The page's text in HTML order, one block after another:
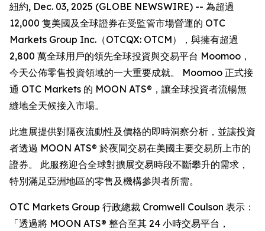
紐約, Dec. 03, 2025 (GLOBE NEWSWIRE) -- 為超過
12,000 隻美國及全球證券在受監管市場營運的 OTC
Markets Group Inc.（OTCQX: OTCM），與擁有超過
2,800 萬全球用戶的領先全球投資與交易平台 Moomoo，
今天公佈零售投資領域的一大重要成就。 Moomoo 正式接
通 OTC Markets 的 MOON ATS®，讓全球投資者流暢無
縫地全天候接入市場。
此進展提供對隔夜流動性及價格的即時洞察分析，並讓投資
者透過 MOON ATS® 於夜間交易在美國主要交易所上市的
證券。 此服務迎合全球對擴展交易時段不斷攀升的需求，
特別滿足亞洲地區的零售及機構參與者所需。
OTC Markets Group 行政總裁 Cromwell Coulson 表示：
「透過將 MOON ATS® 整合至其 24 小時交易平台，